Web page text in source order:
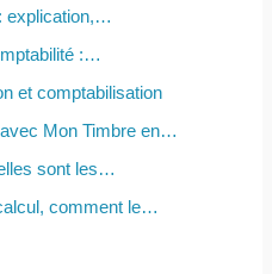
explication,…
:…
et comptabilisation
Mon Timbre en…
sont les…
comment le…